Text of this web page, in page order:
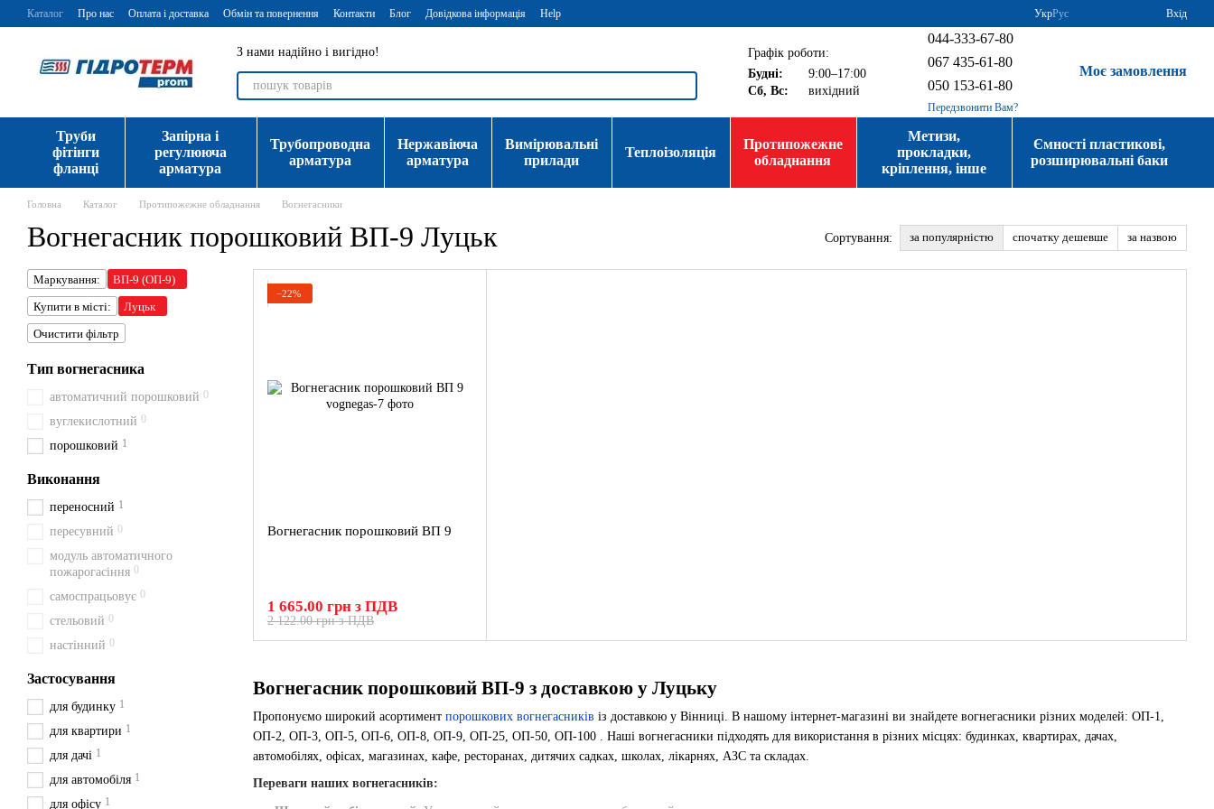
Перейти до основного контенту
Каталог Про нас Оплата і доставка Обмін та повернення Контакти Блог Довідкова інформація Help УкрРус Вхід
З нами надійно і вигідно!
Графік роботи:
Будні:
9:00–17:00
Сб, Вс:
вихідний
044-333-67-80
067 435-61-80
050 153-61-80
Передзвонити Вам?
Моє замовлення
Труби
фітінги
фланці
Запірна і
регулююча
арматура
Трубопроводна
арматура
Нержавіюча
арматура
Вимірювальні
прилади
Теплоізоляція
Протипожежне
обладнання
Метизи,
прокладки,
кріплення, інше
Ємності пластикові,
розширювальні баки
Головна Каталог Протипожежне обладнання Вогнегасники
Вогнегасник порошковий ВП-9 Луцьк Сортування: за популярністю спочатку дешевше за назвою
Вогнегасник порошковий ВП-9 з доставкою у Луцьку
Пропонуємо широкий асортимент порошкових вогнегасників із доставкою у Вінниці. В нашому інтернет-магазині ви знайдете вогнегасники різних моделей: ОП-1,
ОП-2, ОП-3, ОП-5, ОП-6, ОП-8, ОП-9, ОП-25, ОП-50, ОП-100 . Наші вогнегасники підходять для використання в різних місцях: будинках, квартирах, дачах,
автомобілях, офісах, магазинах, кафе, ресторанах, дитячих садках, школах, лікарнях, АЗС та складах.
Переваги наших вогнегасників:
−22%
Вогнегасник порошковий ВП 9
2 122.00 грн з ПДВ
1 665.00 грн з ПДВ
Маркування:
ВП-9 (ОП-9)
Купити в місті:
Луцьк
Очистити фільтр
Тип вогнегасника
автоматичний порошковий 0
вуглекислотний 0
порошковий 1
Виконання
переносний 1
пересувний 0
модуль автоматичного
пожарогасіння 0
самоспрацьовує 0
стельовий 0
настінний 0
Застосування
для будинку 1
для квартири 1
для дачі 1
для автомобіля 1
для офісу 1